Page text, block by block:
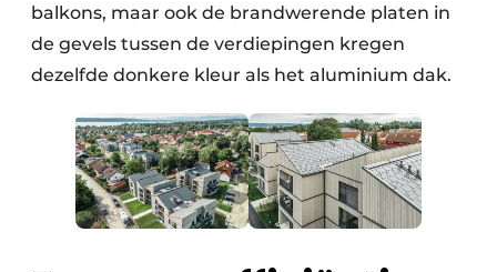
balkons, maar ook de brandwerende platen in
de gevels tussen de verdiepingen kregen
dezelfde donkere kleur als het aluminium dak.